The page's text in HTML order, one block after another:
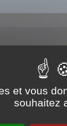
et vous
souhaitez